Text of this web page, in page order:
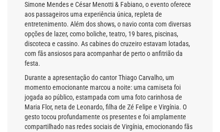
Simone Mendes e César Menotti & Fabiano, o evento oferece
aos passageiros uma experiência única, repleta de
entretenimento. Além dos shows, o navio conta com diversas
opções de lazer, como boliche, teatro, 19 bares, piscinas,
discoteca e cassino. As cabines do cruzeiro estavam lotadas,
com fãs ansiosos para acompanhar de perto o anfitrião da
festa.
Durante a apresentação do cantor Thiago Carvalho, um
momento emocionante marcou a noite: uma camiseta foi
jogada ao público, estampada com uma foto carinhosa de
Maria Flor, neta de Leonardo, filha de Zé Felipe e Virgínia. O
gesto tocou profundamente os presentes e foi amplamente
compartilhado nas redes sociais de Virgínia, emocionando fãs